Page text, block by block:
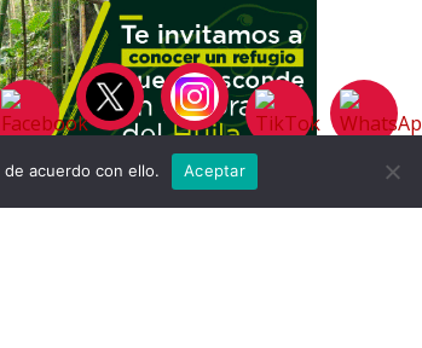
acuerdo con ello. Aceptar